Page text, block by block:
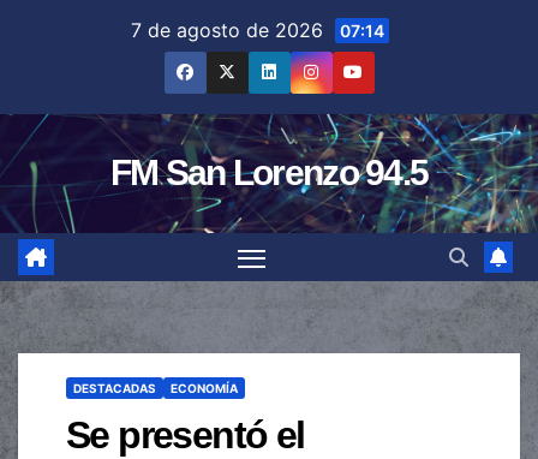
7 de agosto de 2026 07:14
FM San Lorenzo 94.5
DESTACADAS ECONOMÍA
Se presentó el